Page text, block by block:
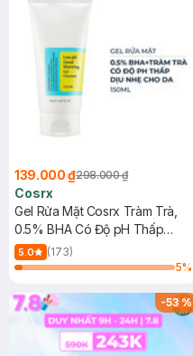
139.000 ₫298.000 ₫
Cosrx
Gel Rửa Mặt Cosrx Tràm Trà,
0.5% BHA Có Độ pH Thấp
150ml
5.0
(173)
5%
-53%